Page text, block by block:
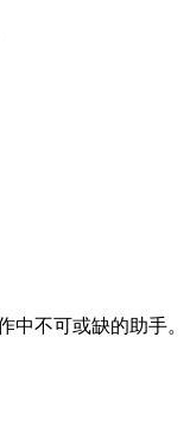
中不可或缺的助手。